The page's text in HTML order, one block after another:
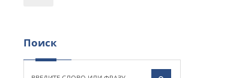
Поиск